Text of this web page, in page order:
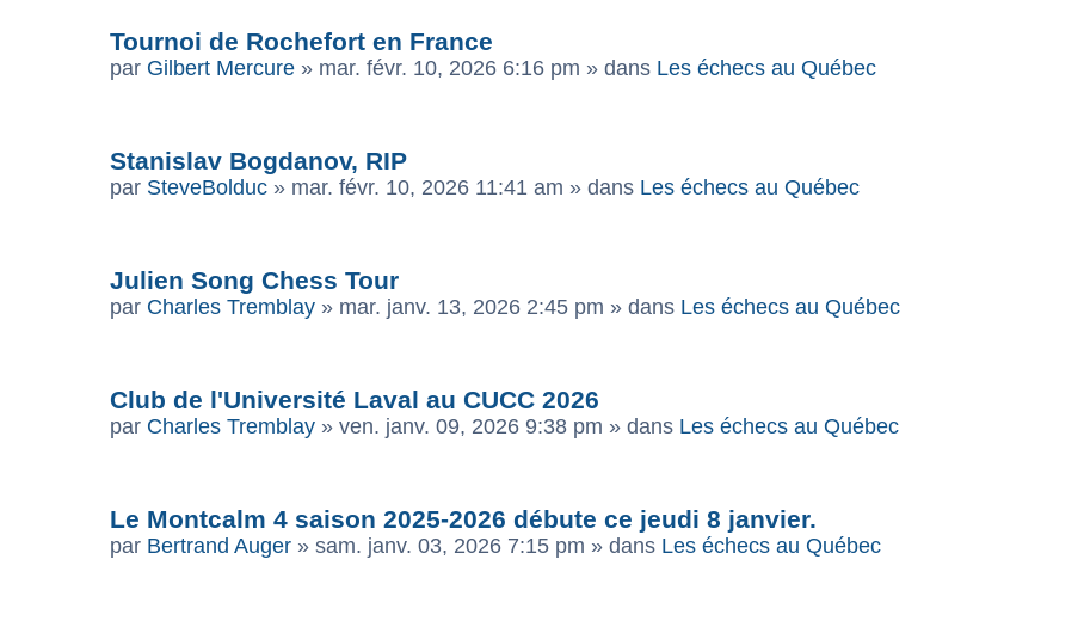
Tournoi de Rochefort en France
par Gilbert Mercure » mar. févr. 10, 2026 6:16 pm » dans Les échecs au Québec
Stanislav Bogdanov, RIP
par SteveBolduc » mar. févr. 10, 2026 11:41 am » dans Les échecs au Québec
Julien Song Chess Tour
par Charles Tremblay » mar. janv. 13, 2026 2:45 pm » dans Les échecs au Québec
Club de l'Université Laval au CUCC 2026
par Charles Tremblay » ven. janv. 09, 2026 9:38 pm » dans Les échecs au Québec
Le Montcalm 4 saison 2025-2026 débute ce jeudi 8 janvier.
par Bertrand Auger » sam. janv. 03, 2026 7:15 pm » dans Les échecs au Québec